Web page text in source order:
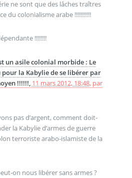
ne sont que des lâches traîtres
du colonialisme arabe !!!!!!!!!!!
!!!!!!!!
un asile colonial morbide : Le
pour la Kabylie de se libérer par
!!!!!!, 11 mars 2012, 18:48, par
pas d’argent, comment doit-
la Kabylie d’armes de guerre
terroriste arabo-islamiste de la
on nous libérer sans armes ?